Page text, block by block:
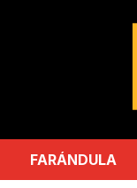
FARÁNDULA